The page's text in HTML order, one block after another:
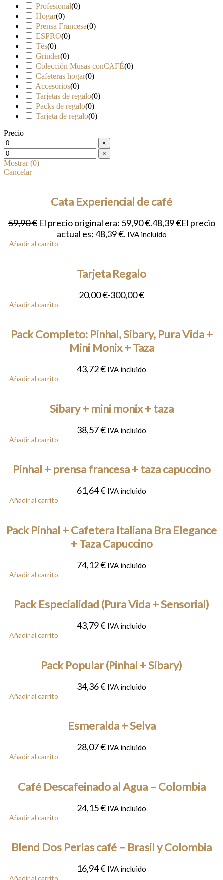
Profesional(0)
Hogar(0)
Prensa Francesa(0)
ESPRO(0)
Tés(0)
Grinder(0)
Colección Musas conCAFÉ(0)
Cafeteras hogar(0)
Accesorios(0)
Tarjetas de regalo(0)
Packs de regalo(0)
Tarjeta de regalo(0)
Precio
×
×
Mostrar(0)
Cancelar
Cata Experiencial de café
59,90€ El precio original era: 59,90 €.48,39€El precio
actual es: 48,39 €. IVA incluido
Añadir al carrito
Tarjeta Regalo
20,00€-300,00€
Añadir al carrito
Pack Completo: Pinhal, Sibary, Pura Vida +
Mini Monix + Taza
43,72€ IVA incluido
Añadir al carrito
Sibary + mini monix + taza
38,57€ IVA incluido
Añadir al carrito
Pinhal + prensa francesa + taza capuccino
61,64€ IVA incluido
Añadir al carrito
Pack Pinhal + Cafetera Italiana Bra Elegance
+ Taza Capuccino
74,12€ IVA incluido
Añadir al carrito
Pack Especialidad (Pura Vida + Sensorial)
43,79€ IVA incluido
Añadir al carrito
Pack Popular (Pinhal + Sibary)
34,36€ IVA incluido
Añadir al carrito
Esmeralda + Selva
28,07€ IVA incluido
Añadir al carrito
Café Descafeinado al Agua – Colombia
24,15€ IVA incluido
Añadir al carrito
Blend Dos Perlas café – Brasil y Colombia
16,94€ IVA incluido
Añadir al carrito